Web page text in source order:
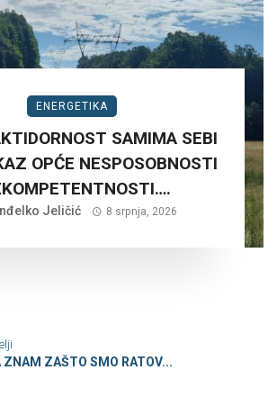
ENERGETIKA
SAMIMA SEBI
OPĆE NESPOSOBNOSTI
Jeličić 8 srpnja, 2026
ZNAM ZAŠTO SMO RATOV...